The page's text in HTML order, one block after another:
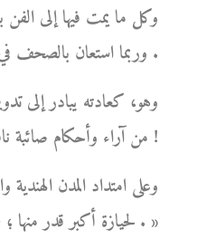
وكل ما يمت فيها إلى الفن
وربما استعان بالصحف في بحثه عن لوحات نادرة يرى فيها تفرداً وإبداعاً، فيُعلن فيها عن رغبته في ابتياعها .
وهو، كعادته يبادر إلى
من آراء وأحكام صائبة نافذة تستند إلى رؤية فنية واعية ثابتة، نابعة من ذوقه الفني الرفيع وطول باعه في شؤون الفن !
وعلى امتداد المدن
لحيازة أكبر قدر منها ؛ حملةٍ لم يعرف مثلها التاريخ القديم أو الحديث، بلغت ذروتها في بلاد الهند العريقة بفنونها الجميلة . »